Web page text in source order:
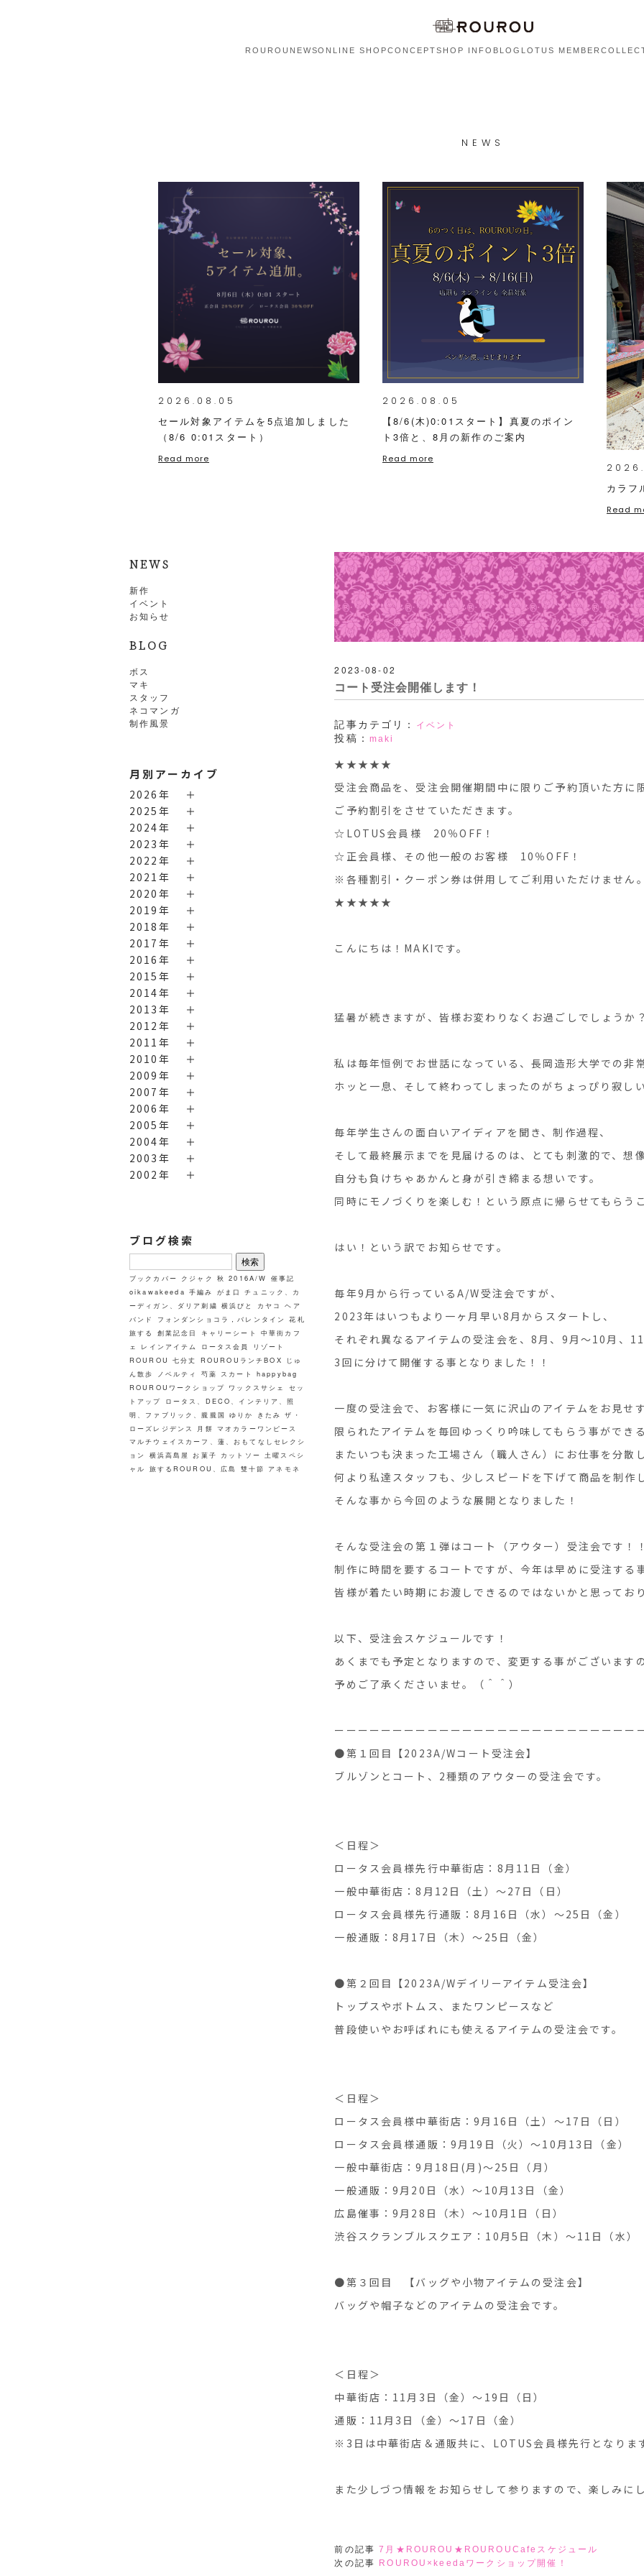
ROUROU NEWSONLINE SHOPCONCEPTSHOP INFO BLOG LOTUS MEMBER
NEWS
2026.08.05
セール対象アイテムを5点追加しました
（8/6 0:01スタート）
Read more
2026.08.05
【8/6(木)0:01スタート】真夏のポイン
ト3倍と、8月の新作のご案内
Read more
カラフ
Read
NEWS
新作
イベント
お知らせ
BLOG
ボス
マキ
スタッフ
ネコマンガ
制作風景
月別アーカイブ
2026年
2025年
2024年
2023年
2022年
2021年
2020年
2019年
2018年
2017年
2016年
2015年
2014年
2013年
2012年
2011年
2010年
2009年
2007年
2006年
2005年
2004年
2003年
2002年
ブログ検索
検
索:
ブックカバー クジャク 秋 2016A/W 催事記
oikawakeeda 手編み がま口 チュニック、カ
ーディガン、ダリア刺繍 横浜びと カヤコ
ヘア
バンド
フォンダンショコラ，バレンタイン 花札
旅する
創業記念日 キャリーシート
中華街カフ
ェ
レインアイテム ロータス会員
リゾート
ROUROU 七分丈 ROUROUランチBOX
じゅ
ん散歩
ノベルティ 芍薬 スカート
happybag
ROUROUワークショップ ワックスサシェ
セッ
トアップ ロータス、DECO、インテリア、照
明、ファブリック、朧朧国 ゆりか きたみ ザ・
ローズレジデンス
月餅 マオカラーワンピース
マルチウェイスカーフ、蓮、おもてなしセレクシ
ョン
横浜高島屋 お菓子 カットソー 土曜スペシ
ャル 旅するROUROU、広島 雙十節 アネモネ
2023-08-02
コート受注会開催します！
記事カテゴリ： イベント
投稿： maki
★★★★★
受注会商品を、受注会開催期間中に限りご予約頂いた方に限
ご予約割引をさせていただきます。
☆LOTUS会員様 20％OFF！
☆正会員様、その他一般のお客様 10％OFF！
※各種割引・クーポン券は併用してご利用いただけません
★★★★★
こんにちは！MAKIです。
猛暑が続きますが、皆様お変わりなくお過ごしでしょうか？
私は毎年恒例でお世話になっている、長岡造形大学での非
ホッと一息、そして終わってしまったのがちょっぴり寂し
毎年学生さんの面白いアイディアを聞き、制作過程、
そして最終展示までを見届けるのは、とても刺激的で、想
自分も負けちゃあかんと身が引き締まる想いです。
同時にモノづくりを楽しむ！という原点に帰らせてもらう
はい！という訳でお知らせです。
毎年9月から行っているA/W受注会ですが、
2023年はいつもより一ヶ月早い8月からスタートし、
それぞれ異なるアイテムの受注会を、8月、9月〜10月、
3回に分けて開催する事となりました！！
一度の受注会で、お客様に一気に沢山のアイテムをお見せ
限られたアイテムを毎回ゆっくり吟味してもらう事ができる
またいつも決まった工場さん（職人さん）にお仕事を分散
何より私達スタッフも、少しスピードを下げて商品を制作
そんな事から今回のような展開となりました！
そんな受注会の第１弾はコート（アウター）受注会です！！
制作に時間を要するコートですが、今年は早めに受注する
皆様が着たい時期にお渡しできるのではないかと思っており
以下、受注会スケジュールです！
あくまでも予定となりますので、変更する事がございます
予めご了承くださいませ。（＾＾）
ーーーーーーーーーーーーーーーーーーーーーーーーーー
●第１回目【2023A/Wコート受注会】
ブルゾンとコート、2種類のアウターの受注会です。
＜日程＞
ロータス会員様先行中華街店：8月11日（金）
一般中華街店：8月12日（土）〜27日（日）
ロータス会員様先行通販：8月16日（水）～25日（金）
一般通販：8月17日（木）〜25日（金）
●第２回目【2023A/Wデイリーアイテム受注会】
トップスやボトムス、またワンピースなど
普段使いやお呼ばれにも使えるアイテムの受注会です。
＜日程＞
ロータス会員様中華街店：9月16日（土）〜17日（日）
ロータス会員様通販：9月19日（火）〜10月13日（金）
一般中華街店：9月18日(月)〜25日（月）
一般通販：9月20日（水）〜10月13日（金）
広島催事：9月28日（木）〜10月1日（日）
渋谷スクランブルスクエア：10月5日（木）〜11日（水）
●第３回目 【バッグや小物アイテムの受注会】
バッグや帽子などのアイテムの受注会です。
＜日程＞
中華街店：11月3日（金）〜19日（日）
通販：11月3日（金）〜17日（金）
※3日は中華街店＆通販共に、LOTUS会員様先行となりま
また少しづつ情報をお知らせして参りますので、楽しみに
前の記事7月★ROUROU★ROUROUCafeスケジュール
次の記事 ROUROU×keedaワークショップ開催！